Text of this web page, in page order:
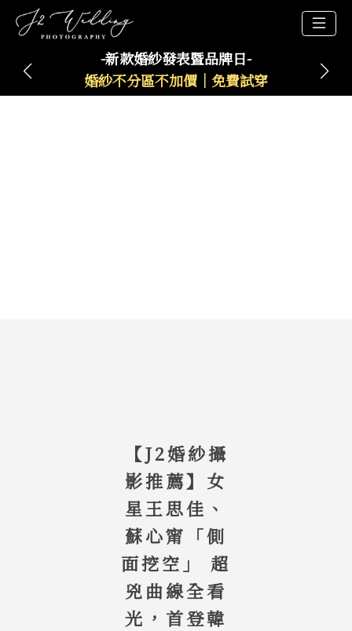
-新款婚紗發表暨品牌日-
婚紗不分區不加價｜免費試穿
【J2婚紗攝
影推薦】女
星王思佳、
蘇心甯「側
面挖空」 超
兇曲線全看
光，首登韓